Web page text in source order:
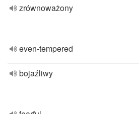
zrównoważony
even-tempered
bojaźliwy